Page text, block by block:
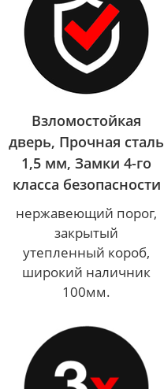
Взломостойкая
дверь, Прочная сталь
1,5 мм, Замки 4-го
класса безопасности
нержавеющий порог,
закрытый
утепленный короб,
широкий наличник
100мм.